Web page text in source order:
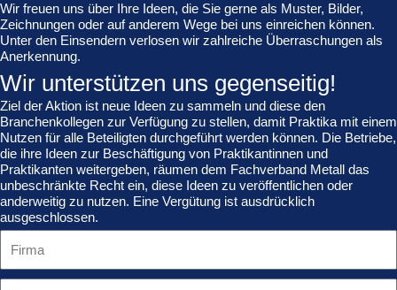
Wir freuen uns über Ihre Ideen, die Sie gerne als Muster, Bilder,
Zeichnungen oder auf anderem Wege bei uns einreichen können.
Unter den Einsendern verlosen wir zahlreiche Überraschungen als
Anerkennung.
Wir unterstützen uns gegenseitig!
Ziel der Aktion ist neue Ideen zu sammeln und diese den
Branchenkollegen zur Verfügung zu stellen, damit Praktika mit einem
Nutzen für alle Beteiligten durchgeführt werden können. Die Betriebe,
die ihre Ideen zur Beschäftigung von Praktikantinnen und
Praktikanten weitergeben, räumen dem Fachverband Metall das
unbeschränkte Recht ein, diese Ideen zu veröffentlichen oder
anderweitig zu nutzen. Eine Vergütung ist ausdrücklich
ausgeschlossen.